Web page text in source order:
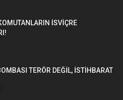
İSVİÇRE
TERÖR DEĞİL, İSTİHBARAT